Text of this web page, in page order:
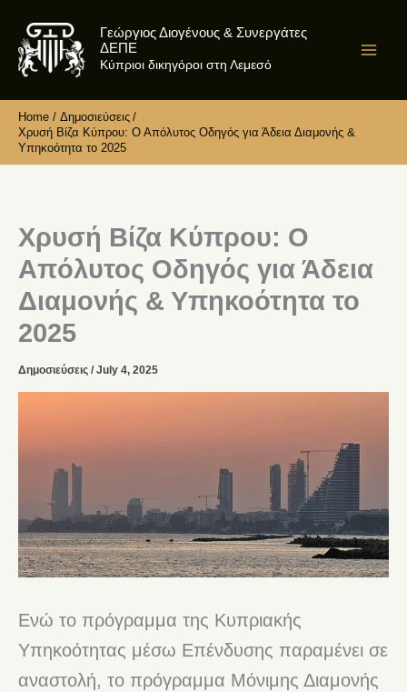
content
Γεώργιος Διογένους & Συνεργάτες
ΔΕΠΕ
Κύπριοι δικηγόροι στη Λεμεσό
Home
Δημοσιεύσεις
Χρυσή Βίζα Κύπρου: Ο Απόλυτος Οδηγός για Άδεια Διαμονής &
Υπηκοότητα το 2025
Χρυσή Βίζα Κύπρου: Ο
Απόλυτος Οδηγός για Άδεια
Διαμονής & Υπηκοότητα το
2025
Δημοσιεύσεις / July 4, 2025
Ενώ το πρόγραμμα της Κυπριακής
Υπηκοότητας μέσω Επένδυσης παραμένει σε
αναστολή, το πρόγραμμα Μόνιμης Διαμονής